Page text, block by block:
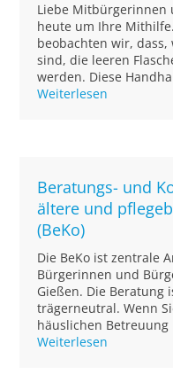
Liebe Mitbürgerinnen
heute um Ihre
beobachten wir,
sind, die leeren
werden. Diese
Weiterlesen
Beratungs- und
ältere und
(BeKo)
Die BeKo ist zentrale
Bürgerinnen und
Gießen. Die Beratung
trägerneutral. Wenn
häuslichen
Weiterlesen